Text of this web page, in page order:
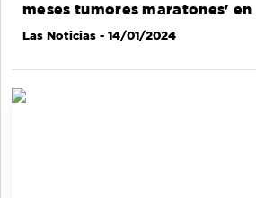
meses tumores maratones' en
Las Noticias - 14/01/2024